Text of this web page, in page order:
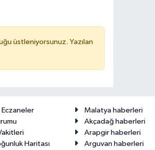
üstleniyorsunuz. Yazılan
Haritası
Malatya haberleri
Akçadağ haberleri
Arapgir haberleri
Arguvan haberleri